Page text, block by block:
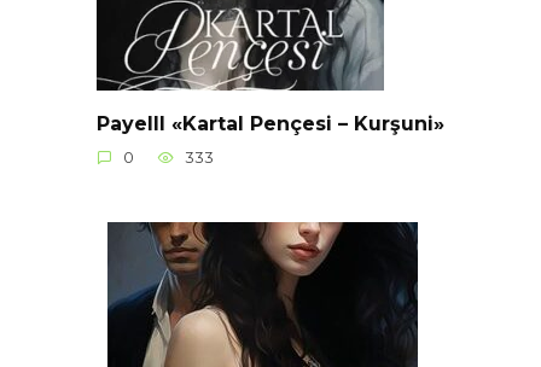
Payelll «Kartal Pençesi – Kurşuni»
0 333